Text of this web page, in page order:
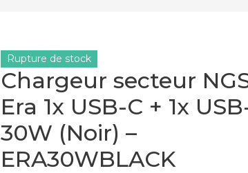
Chargeur secteur
Era 1x USB-C + 1x
30W (Noir) –
ERA30WBLACK
Rupture de stock